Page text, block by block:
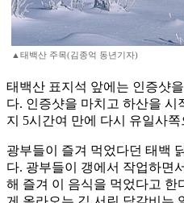
▲태백산 주목(김종억 동년기자)
태백산 표지석 앞에는 인증샷
다. 인증샷을 마치고 하산을
지 5시간여 만에 다시 유일사
광부들이 즐겨 먹었다던 태백
다. 광부들이 갱에서 작업하면
해 즐겨 이 음식을 먹었다고 한